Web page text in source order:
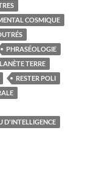
COSMIQUE
PHRASÉOLOGIE
TERRE
RESTER POLI
D'INTELLIGENCE